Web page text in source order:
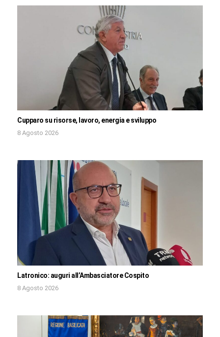
Cupparo su risorse, lavoro, energia e sviluppo
8 Agosto 2026
Latronico: auguri all’Ambasciatore Cospito
8 Agosto 2026